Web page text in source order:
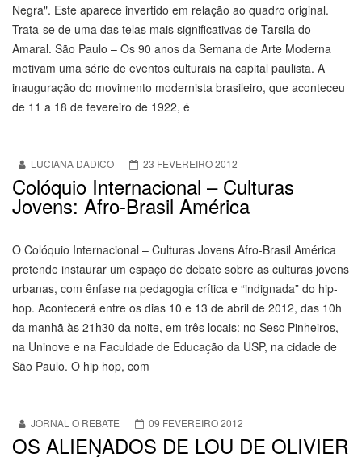
Negra". Este aparece invertido em relação ao quadro original.
Trata-se de uma das telas mais significativas de Tarsila do
Amaral. São Paulo – Os 90 anos da Semana de Arte Moderna
motivam uma série de eventos culturais na capital paulista. A
inauguração do movimento modernista brasileiro, que aconteceu
de 11 a 18 de fevereiro de 1922, é
LUCIANA DADICO 23 FEVEREIRO 2012
Colóquio Internacional – Culturas
Jovens: Afro-Brasil América
O Colóquio Internacional – Culturas Jovens Afro-Brasil América
pretende instaurar um espaço de debate sobre as culturas jovens
urbanas, com ênfase na pedagogia crítica e “indignada” do hip-
hop. Acontecerá entre os dias 10 e 13 de abril de 2012, das 10h
da manhã às 21h30 da noite, em três locais: no Sesc Pinheiros,
na Uninove e na Faculdade de Educação da USP, na cidade de
São Paulo. O hip hop, com
JORNAL O REBATE 09 FEVEREIRO 2012
OS ALIENADOS DE LOU DE OLIVIER